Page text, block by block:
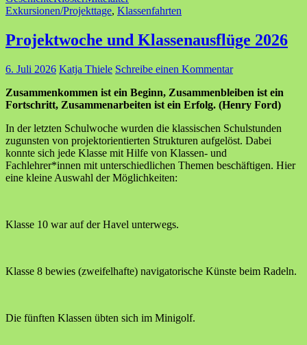
Exkursionen/Projekttage, Klassenfahrten
Projektwoche und Klassenausflüge 2026
6. Juli 2026 Katja Thiele Schreibe einen Kommentar
Zusammenkommen ist ein Beginn, Zusammenbleiben ist ein
Fortschritt, Zusammenarbeiten ist ein Erfolg. (Henry Ford)
In der letzten Schulwoche wurden die klassischen Schulstunden
zugunsten von projektorientierten Strukturen aufgelöst. Dabei
konnte sich jede Klasse mit Hilfe von Klassen- und
Fachlehrer*innen mit unterschiedlichen Themen beschäftigen. Hier
eine kleine Auswahl der Möglichkeiten:
Klasse 10 war auf der Havel unterwegs.
Klasse 8 bewies (zweifelhafte) navigatorische Künste beim Radeln.
Die fünften Klassen übten sich im Minigolf.